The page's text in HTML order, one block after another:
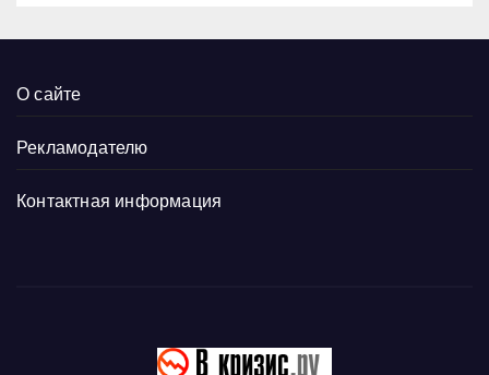
О сайте
Рекламодателю
Контактная информация